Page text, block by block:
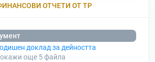
ОТЧЕТИ ОТ ТР
доклад за дейността
още 5файла